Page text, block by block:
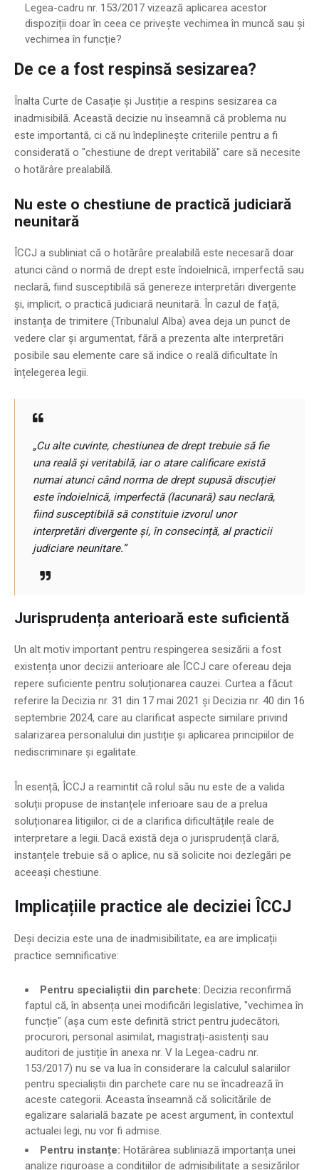
Legea-cadru nr. 153/2017 vizează aplicarea acestor
dispoziții doar în ceea ce privește vechimea în muncă sau și
vechimea în funcție?
De ce a fost respinsă sesizarea?
Înalta Curte de Casație și Justiție a respins sesizarea ca
inadmisibilă. Această decizie nu înseamnă că problema nu
este importantă, ci că nu îndeplinește criteriile pentru a fi
considerată o "chestiune de drept veritabilă" care să necesite
o hotărâre prealabilă.
Nu este o chestiune de practică judiciară
neunitară
ÎCCJ a subliniat că o hotărâre prealabilă este necesară doar
atunci când o normă de drept este îndoielnică, imperfectă sau
neclară, fiind susceptibilă să genereze interpretări divergente
și, implicit, o practică judiciară neunitară. În cazul de față,
instanța de trimitere (Tribunalul Alba) avea deja un punct de
vedere clar și argumentat, fără a prezenta alte interpretări
posibile sau elemente care să indice o reală dificultate în
înțelegerea legii.
„Cu alte cuvinte, chestiunea de drept trebuie să fie
una reală și veritabilă, iar o atare calificare există
numai atunci când norma de drept supusă discuției
este îndoielnică, imperfectă (lacunară) sau neclară,
fiind susceptibilă să constituie izvorul unor
interpretări divergente și, în consecință, al practicii
judiciare neunitare.”
Jurisprudența anterioară este suficientă
Un alt motiv important pentru respingerea sesizării a fost
existența unor decizii anterioare ale ÎCCJ care ofereau deja
repere suficiente pentru soluționarea cauzei. Curtea a făcut
referire la Decizia nr. 31 din 17 mai 2021 și Decizia nr. 40 din 16
septembrie 2024, care au clarificat aspecte similare privind
salarizarea personalului din justiție și aplicarea principiilor de
nediscriminare și egalitate.
În esență, ÎCCJ a reamintit că rolul său nu este de a valida
soluții propuse de instanțele inferioare sau de a prelua
soluționarea litigiilor, ci de a clarifica dificultățile reale de
interpretare a legii. Dacă există deja o jurisprudență clară,
instanțele trebuie să o aplice, nu să solicite noi dezlegări pe
aceeași chestiune.
Implicațiile practice ale deciziei ÎCCJ
Deși decizia este una de inadmisibilitate, ea are implicații
practice semnificative:
Pentru specialiștii din parchete: Decizia reconfirmă
faptul că, în absența unei modificări legislative, "vechimea în
funcție" (așa cum este definită strict pentru judecători,
procurori, personal asimilat, magistrați-asistenți sau
auditori de justiție în anexa nr. V la Legea-cadru nr.
153/2017) nu se va lua în considerare la calculul salariilor
pentru specialiștii din parchete care nu se încadrează în
aceste categorii. Aceasta înseamnă că solicitările de
egalizare salarială bazate pe acest argument, în contextul
actualei legi, nu vor fi admise.
Pentru instanțe: Hotărârea subliniază importanța unei
analize riguroase a condițiilor de admisibilitate a sesizărilor